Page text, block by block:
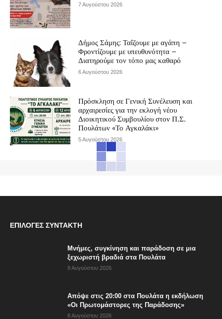
7 Αυγούστου 2026
Δήμος Σάμης: Ταΐζουμε με αγάπη –
Φροντίζουμε με υπευθυνότητα –
Διατηρούμε τον τόπο μας καθαρό
6 Αυγούστου 2026
Πρόσκληση σε Γενική Συνέλευση και
αρχαιρεσίες για την εκλογή νέου
Διοικητικού Συμβουλίου στον Π.Σ.
Πουλάτων «Το Αγκαλάκι»
5 Αυγούστου 2026
ΕΠΙΛΟΓΈΣ ΣΥΝΤΆΚΤΗ
Μνήμες, συγκίνηση και παράδοση σε μια
ξεχωριστή βραδιά στα Πουλάτα
9 Αυγούστου 2026
Απόψε στις 20:00 στα Πουλάτα η εκδήλωση
«Οι Πρωτομάστορες της Παράδοσης»
8 Αυγούστου 2026